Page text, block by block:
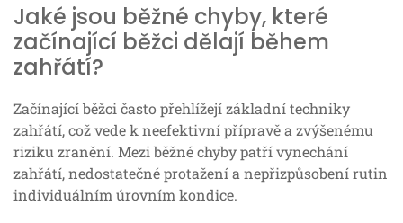
Jaké jsou běžné chyby, které
začínající běžci dělají během
zahřátí?
Začínající běžci často přehlížejí základní techniky
zahřátí, což vede k neefektivní přípravě a zvýšenému
riziku zranění. Mezi běžné chyby patří vynechání
zahřátí, nedostatečné protažení a nepřizpůsobení rutin
individuálním úrovním kondice.